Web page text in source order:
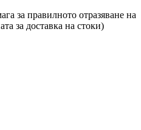
за правилното отразяване на
за доставка на стоки)